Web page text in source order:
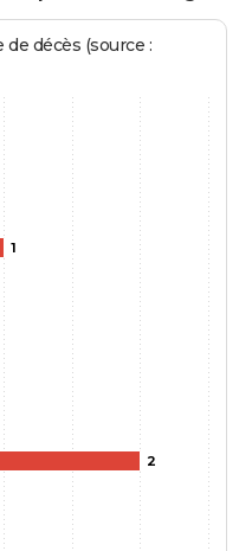
décès (source :
1
2